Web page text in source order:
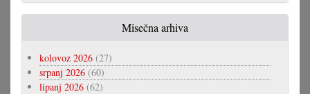
Misečna arhiva
kolovoz 2026 (27)
srpanj 2026 (60)
lipanj 2026 (62)